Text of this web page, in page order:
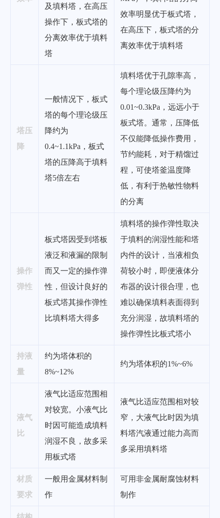
及填料塔，在高压
操作下，板式塔的
分离效率优于填料
塔
效率明显优于板式塔，
在高压下，板式塔的分
离效率优于填料塔
塔压
降
一般情况下，板式
塔的每个理论级压
降约为
0.4~1.1kPa，板式
塔的压降高于填料
塔5倍左右
填料塔优于孔隙率高，
每个理论级压降约为
0.01~0.3kPa，远远小于
板式塔。通常，压降低
不仅能降低操作费用，
节约能耗，对于精馏过
程，可使塔釜温度降
低，有利于热敏性物料
的分离
操作
弹性
板式塔因受到塔板
液泛和液漏的限制
而又一定的操作弹
性，但设计良好的
板式塔其操作弹性
比填料塔大得多
填料塔的操作弹性取决
于填料的润湿性能和塔
内件的设计，当液相负
荷较小时，即便液体分
布器的设计很合理，也
难以确保填料表面得到
充分润湿，故填料塔的
操作弹性比板式塔小
持液
量
约为塔体积的
8%~12%
约为塔体积的1%~6%
液气
比
液气比适应范围相
对较宽。小液气比
时因可能造成填料
润湿不良，故多采
用板式塔
液气比适应范围相对较
窄，大液气比时因为填
料塔汽液通过能力高而
多采用填料塔
材质
要求
一般用金属材料制
作
可用非金属耐腐蚀材料
制作